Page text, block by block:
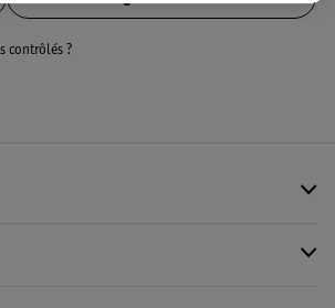
contrôlés ?